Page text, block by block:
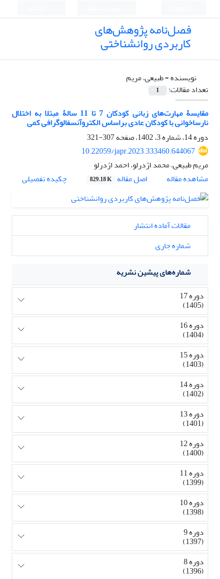
فصل‌نامه پژوهش‌های
کاربردی روانشناختی
نویسنده =طبیعی، مریم
تعداد مقالات:
1
مقایسۀ مهارت‌های زبانی کودکان 7 تا 11 سالۀ مبتلا به اختلال
نارساخوانی با کودکان عادی براساس الکتروآنسفالوگرافی کمی
دوره 14، شماره 3، 1402، صفحه
307-321
10.22059/japr.2023.333460.644067
مریم طبیعی، محمد اژدرلو، احمد اژدرلو
مشاهده مقاله
اصل مقاله 829.18 K چکیده تفصیلی
مقالات آماده انتشار
شماره جاری
شماره‌های پیشین نشریه
دوره 17
(1405)
دوره 16
(1404)
دوره 15
(1403)
دوره 14
(1402)
دوره 13
(1401)
دوره 12
(1400)
دوره 11
(1399)
دوره 10
(1398)
دوره 9
(1397)
دوره 8
(1396)